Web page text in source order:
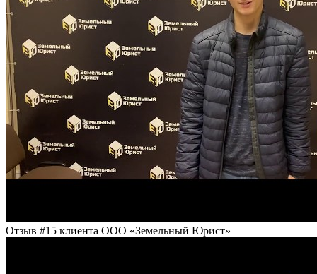
Отзыв #15 клиента ООО «Земельный Юрист»